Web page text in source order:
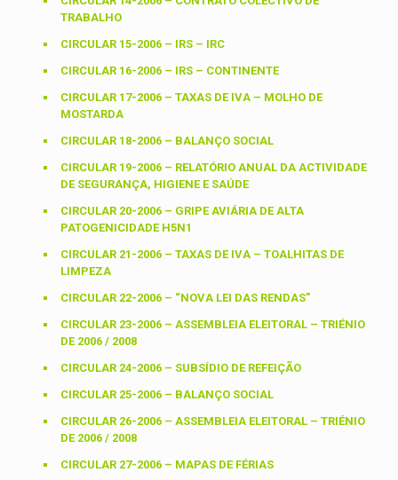
TRABALHO
CIRCULAR 15-2006 – IRS – IRC
CIRCULAR 16-2006 – IRS – CONTINENTE
CIRCULAR 17-2006 – TAXAS DE IVA – MOLHO DE
MOSTARDA
CIRCULAR 18-2006 – BALANÇO SOCIAL
CIRCULAR 19-2006 – RELATÓRIO ANUAL DA ACTIVIDADE
DE SEGURANÇA, HIGIENE E SAÚDE
CIRCULAR 20-2006 – GRIPE AVIÁRIA DE ALTA
PATOGENICIDADE H5N1
CIRCULAR 21-2006 – TAXAS DE IVA – TOALHITAS DE
LIMPEZA
CIRCULAR 22-2006 – “NOVA LEI DAS RENDAS”
CIRCULAR 23-2006 – ASSEMBLEIA ELEITORAL – TRIÉNIO
DE 2006 / 2008
CIRCULAR 24-2006 – SUBSÍDIO DE REFEIÇÃO
CIRCULAR 25-2006 – BALANÇO SOCIAL
CIRCULAR 26-2006 – ASSEMBLEIA ELEITORAL – TRIÉNIO
DE 2006 / 2008
CIRCULAR 27-2006 – MAPAS DE FÉRIAS